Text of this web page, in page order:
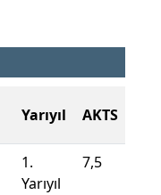
Yarıyıl AKTS
1.
Yarıyıl
7,5